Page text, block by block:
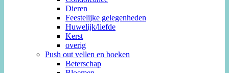
Dieren
Feestelijke gelegenheden
Huwelijk/liefde
Kerst
overig
Push out vellen en boeken
Beterschap